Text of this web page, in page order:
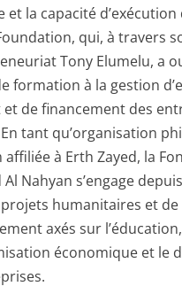
et la capacité
qui, à travers
Tony Elumelu, a
formation à la gestion
de financement des
tant qu’organisation
à Erth Zayed, la
Al Nahyan s’engage
humanitaires et de
axés sur
économique et le